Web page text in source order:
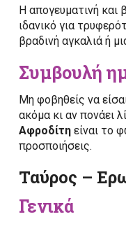
Η απογευματινή και
ιδανικό για
βραδινή αγκαλιά ή
Συμβουλή
Μη φοβηθείς να
ακόμα κι αν πονάει
Αφροδίτη είναι το
προσποιήσεις.
Ταύρος –
Γενικά